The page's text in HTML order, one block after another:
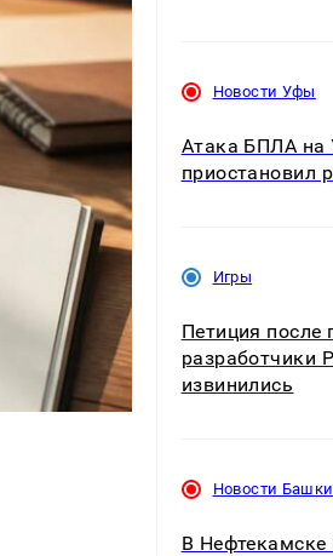
Новости Уфы
Атака БПЛА на
приостановил
Игры
Петиция после
разработчики
извинились
Новости
В Нефтекамске